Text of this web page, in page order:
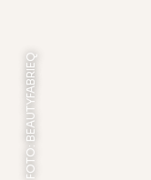
FOTO: BEAUTYFABRIEQ